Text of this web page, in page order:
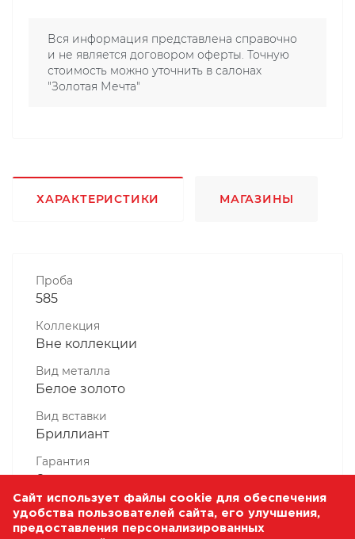
Вся информация представлена справочно
и не является договором оферты. Точную
стоимость можно уточнить в салонах
"Золотая Мечта"
ХАРАКТЕРИСТИКИ МАГАЗИНЫ
Проба
585
Коллекция
Вне коллекции
Вид металла
Белое золото
Вид вставки
Бриллиант
Гарантия
6 месяцев
Комплектность, шт
1 Штука
Сайт использует файлы cookie для обеспечения
удобства пользователей сайта, его улучшения,
предоставления персонализированных